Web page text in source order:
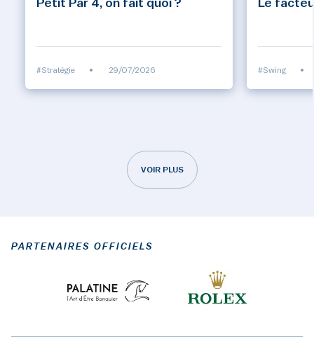
Petit Par 4, on fait quoi ?
#Stratégie • 29/07/2026
Le
#Swing •
VOIR PLUS
PARTENAIRES OFFICIELS